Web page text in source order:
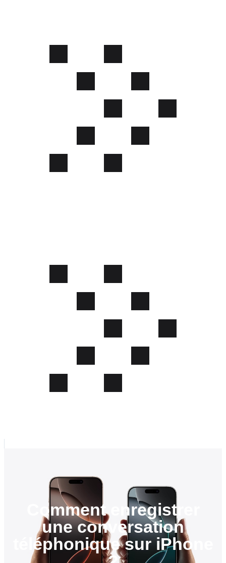
Comment enregistrer
une conversation
téléphonique sur iPhone